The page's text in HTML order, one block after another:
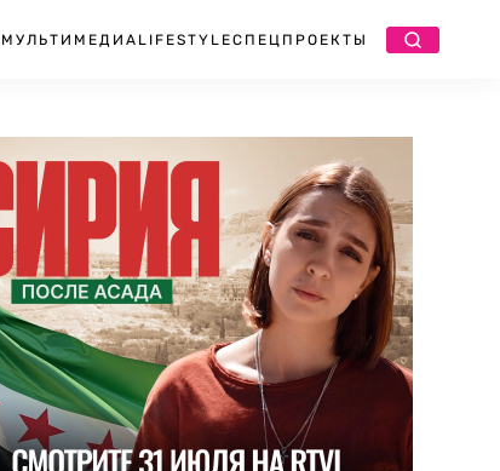
МУЛЬТИМЕДИА LIFESTYLEСПЕЦПРОЕКТЫ